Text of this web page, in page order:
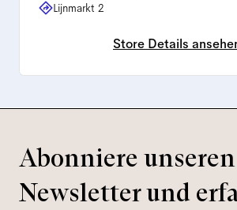
Lijnmarkt 2
Store Details
Abonniere unseren
Newsletter und